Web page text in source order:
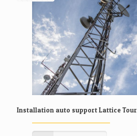
Installation auto support Lattice Tour